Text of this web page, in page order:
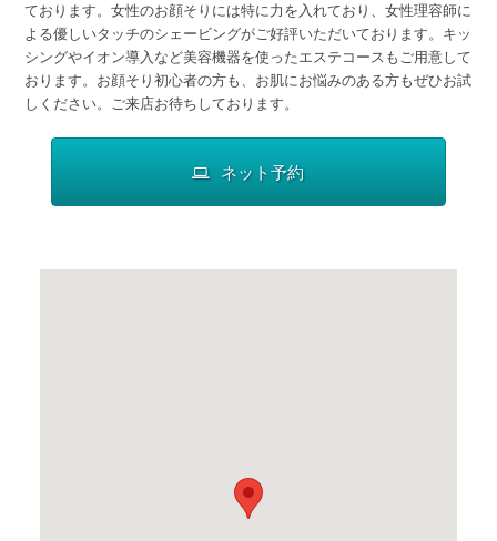
ております。女性のお顔そりには特に力を入れており、女性理容師に
よる優しいタッチのシェービングがご好評いただいております。キッ
シングやイオン導入など美容機器を使ったエステコースもご用意して
おります。お顔そり初心者の方も、お肌にお悩みのある方もぜひお試
しください。ご来店お待ちしております。
ネット予約